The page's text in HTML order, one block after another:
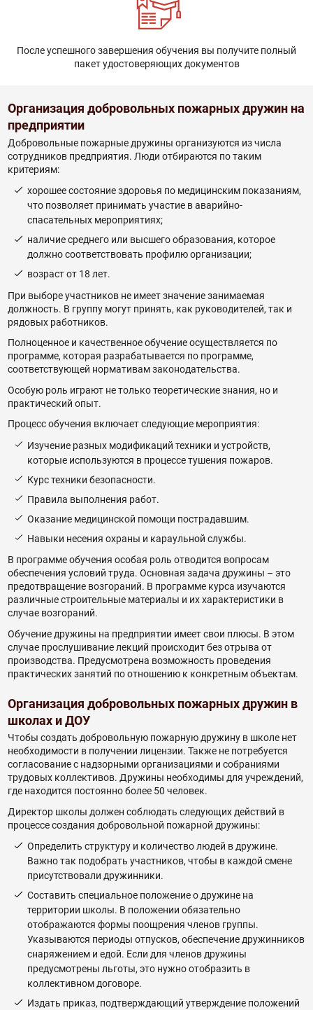
После успешного завершения обучения вы получите полный
пакет удостоверяющих документов
Организация добровольных пожарных дружин на
предприятии
Добровольные пожарные дружины организуются из числа
сотрудников предприятия. Люди отбираются по таким
критериям:
хорошее состояние здоровья по медицинским показаниям,
что позволяет принимать участие в аварийно-
спасательных мероприятиях;
наличие среднего или высшего образования, которое
должно соответствовать профилю организации;
возраст от 18 лет.
При выборе участников не имеет значение занимаемая
должность. В группу могут принять, как руководителей, так и
рядовых работников.
Полноценное и качественное обучение осуществляется по
программе, которая разрабатывается по программе,
соответствующей нормативам законодательства.
Особую роль играют не только теоретические знания, но и
практический опыт.
Процесс обучения включает следующие мероприятия:
Изучение разных модификаций техники и устройств,
которые используются в процессе тушения пожаров.
Курс техники безопасности.
Правила выполнения работ.
Оказание медицинской помощи пострадавшим.
Навыки несения охраны и караульной службы.
В программе обучения особая роль отводится вопросам
обеспечения условий труда. Основная задача дружины – это
предотвращение возгораний. В программе курса изучаются
различные строительные материалы и их характеристики в
случае возгораний.
Обучение дружины на предприятии имеет свои плюсы. В этом
случае прослушивание лекций происходит без отрыва от
производства. Предусмотрена возможность проведения
практических занятий по отношению к конкретным объектам.
Организация добровольных пожарных дружин в
школах и ДОУ
Чтобы создать добровольную пожарную дружину в школе нет
необходимости в получении лицензии. Также не потребуется
согласование с надзорными организациями и собраниями
трудовых коллективов. Дружины необходимы для учреждений,
где находится постоянно более 50 человек.
Директор школы должен соблюдать следующих действий в
процессе создания добровольной пожарной дружины:
Определить структуру и количество людей в дружине.
Важно так подобрать участников, чтобы в каждой смене
присутствовали дружинники.
Составить специальное положение о дружине на
территории школы. В положении обязательно
отображаются формы поощрения членов группы.
Указываются периоды отпусков, обеспечение дружинников
снаряжением и едой. Если для членов дружины
предусмотрены льготы, это нужно отобразить в
коллективном договоре.
Издать приказ, подтверждающий утверждение положений